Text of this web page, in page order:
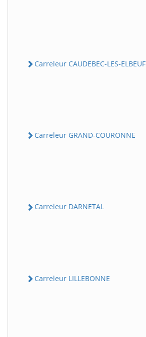
Carreleur CAUDEBEC-LES-ELBEUF
Carreleur GRAND-COURONNE
Carreleur DARNETAL
Carreleur LILLEBONNE